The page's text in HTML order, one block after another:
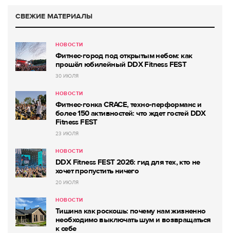
СВЕЖИЕ МАТЕРИАЛЫ
НОВОСТИ
Фитнес-город под открытым небом: как
прошёл юбилейный DDX Fitness FEST
30 ИЮЛЯ
НОВОСТИ
Фитнес-гонка CRACE, техно-перформанс и
более 150 активностей: что ждет гостей DDX
Fitness FEST
23 ИЮЛЯ
НОВОСТИ
DDX Fitness FEST 2026: гид для тех, кто не
хочет пропустить ничего
20 ИЮЛЯ
НОВОСТИ
Тишина как роскошь: почему нам жизненно
необходимо выключать шум и возвращаться
к себе